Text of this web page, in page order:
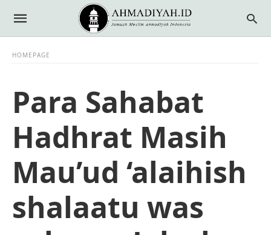
HOMEPAGE
Para Sahabat
Hadhrat Masih
Mau’ud ‘alaihish
shalaatu was